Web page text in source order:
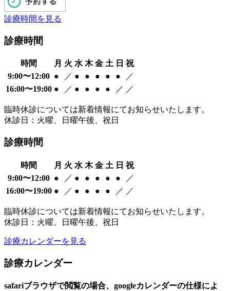
診療時間を見る
診療時間
時間 月 火 水 木 金 土 日 祝
9:00〜12:00 ● ／ ● ● ● ● ●
／
16:00〜19:00 ● ／ ● ● ● ● ／ ／
臨時休診については新着情報にてお知らせいたします。
休診日：火曜、日曜午後、祝日
診療時間
時間 月 火 水 木 金 土 日 祝
9:00〜12:00 ● ／ ● ● ● ● ●
／
16:00〜19:00 ● ／ ● ● ● ● ／ ／
臨時休診については新着情報にてお知らせいたします。
休診日：火曜、日曜午後、祝日
診療カレンダーを見る
診療カレンダー
safariブラウザで閲覧の場合、googleカレンダーの仕様によ